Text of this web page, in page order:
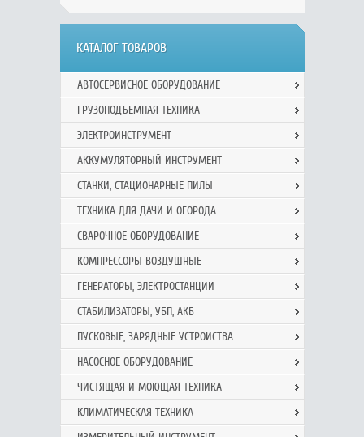
КАТАЛОГ ТОВАРОВ
АВТОСЕРВИСНОЕ ОБОРУДОВАНИЕ
ГРУЗОПОДЪЕМНАЯ ТЕХНИКА
ЭЛЕКТРОИНСТРУМЕНТ
АККУМУЛЯТОРНЫЙ ИНСТРУМЕНТ
СТАНКИ, СТАЦИОНАРНЫЕ ПИЛЫ
ТЕХНИКА ДЛЯ ДАЧИ И ОГОРОДА
СВАРОЧНОЕ ОБОРУДОВАНИЕ
КОМПРЕССОРЫ ВОЗДУШНЫЕ
ГЕНЕРАТОРЫ, ЭЛЕКТРОСТАНЦИИ
СТАБИЛИЗАТОРЫ, УБП, АКБ
ПУСКОВЫЕ, ЗАРЯДНЫЕ УСТРОЙСТВА
НАСОСНОЕ ОБОРУДОВАНИЕ
ЧИСТЯЩАЯ И МОЮЩАЯ ТЕХНИКА
КЛИМАТИЧЕСКАЯ ТЕХНИКА